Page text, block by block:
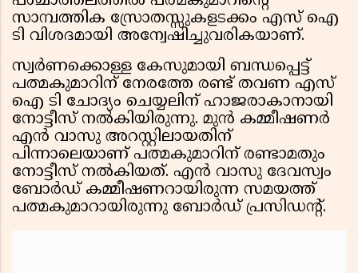
സാമ്പത്തിക സ്രോതസ്സുകളടക്കം എസ് ഐ
ടി വിശദമായി അന്വേഷിച്ചുവരികയാണ്‌.
സ്വർണക്കൊള്ള കേസുമായി ബന്ധപ്പെട്ട്
പത്മകുമാറിന് നേരത്തേ രണ്ട് തവണ എസ്
ഐ ടി ചോദ്യം ചെയ്യലിന് ഹാജരാകാനായി
നോട്ടീസ് നൽകിയിരുന്നു. മുൻ കമ്മീഷണർ
എൻ വാസു അറസ്റ്റിലായതിന്
പിന്നാലെയാണ്‌ പത്മകുമാറിന് രണ്ടാമതും
നോട്ടീസ് നൽകിയത്. എൻ വാസു ദേവസ്വം
ബോർഡ് കമ്മീഷണറായിരുന്ന സമയത്ത്
പത്മകുമാറായിരുന്നു ബോർഡ് പ്രസിഡൻ്റ്.